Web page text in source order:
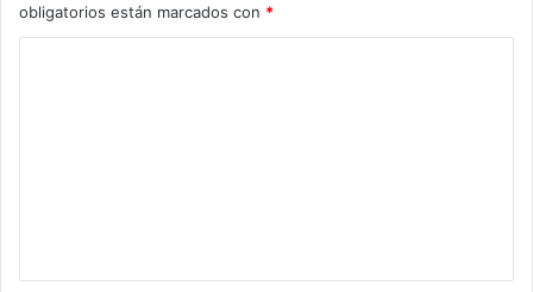
obligatorios están marcados con *